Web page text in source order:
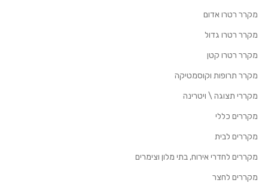
מקרר רטרו אדום
מקרר רטרו גדול
מקרר רטרו קטן
מקרר תרופות וקוסמטיקה
מקררי תצוגה \ ויטרינה
מקררים כללי
מקררים לבית
מקררים לחדרי אירוח, בתי מלון וצימרים
מקררים לחצר